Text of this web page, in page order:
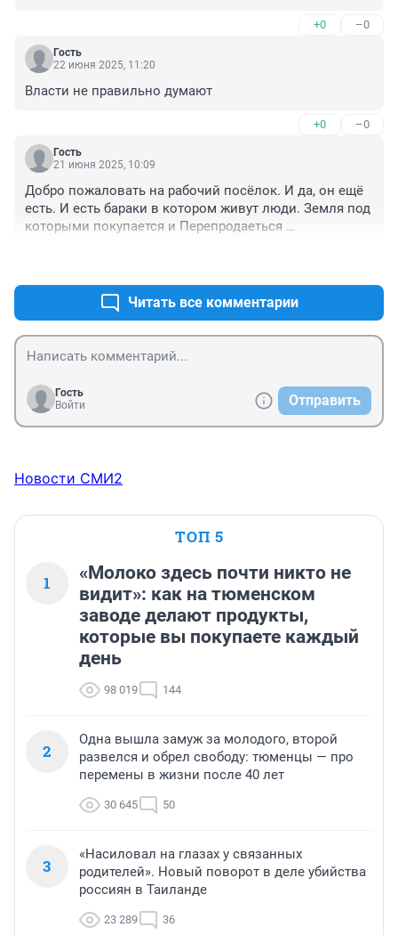
+0 –0
Гость
22 июня 2025, 11:20
Власти не правильно думают
+0 –0
Гость
21 июня 2025, 10:09
Добро пожаловать на рабочий посёлок. И да, он ещё
есть. И есть бараки в котором живут люди. Земля под
которыми покупается и Перепродаеться
Читать все комментарии
Гость
Войти
Отправить
Новости СМИ2
ТОП 5
1
«Молоко здесь почти никто не
видит»: как на тюменском
заводе делают продукты,
которые вы покупаете каждый
день
98 019 144
2
Одна вышла замуж за молодого, второй
развелся и обрел свободу: тюменцы — про
перемены в жизни после 40 лет
30 645 50
3
«Насиловал на глазах у связанных
родителей». Новый поворот в деле убийства
россиян в Таиланде
23 289 36